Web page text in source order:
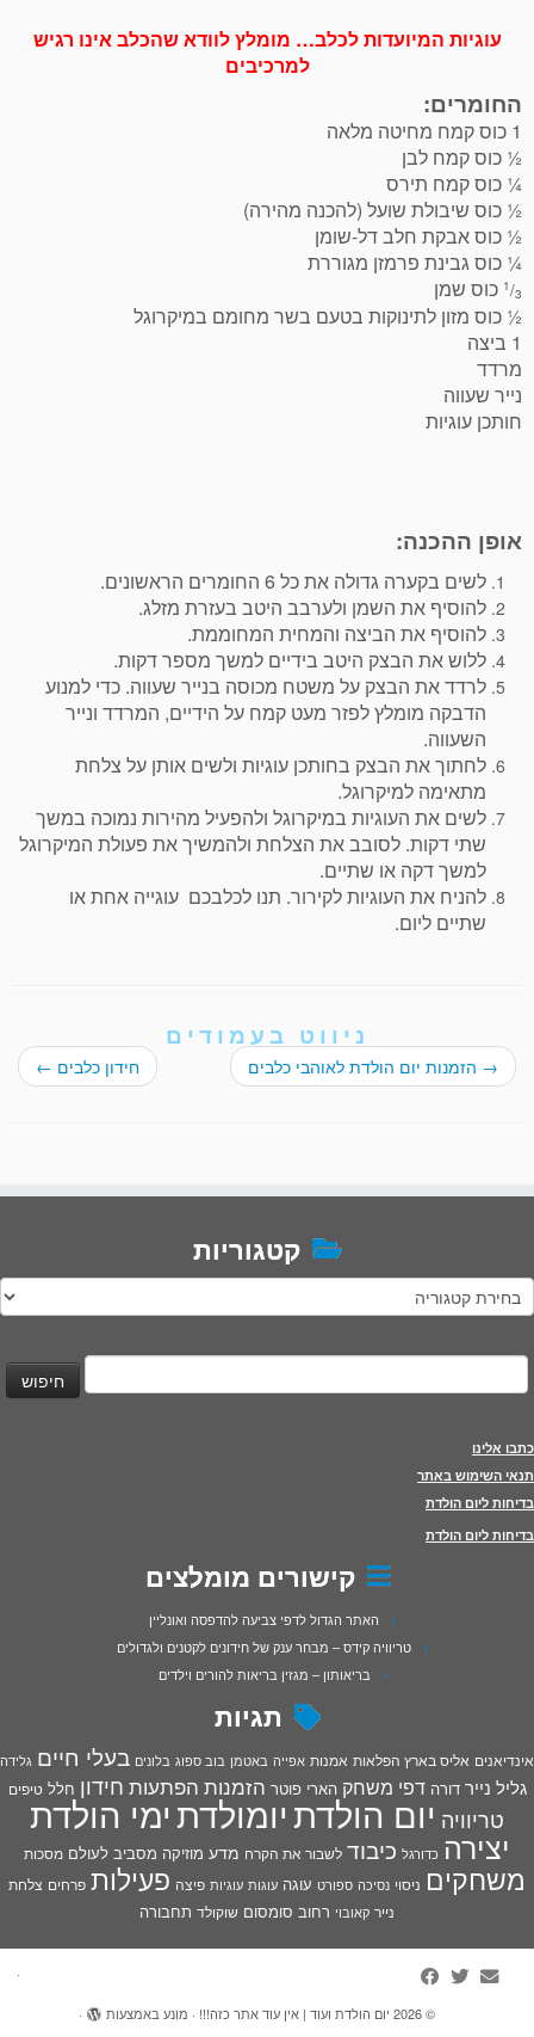
עוגיות המיועדות לכלב… מומלץ לוודא שהכלב אינו רגיש
למרכיבים
החומרים:
1 כוס קמח מחיטה מלאה
½ כוס קמח לבן
¼ כוס קמח תירס
½ כוס שיבולת שועל (להכנה מהירה)
½ כוס אבקת חלב דל-שומן
¼ כוס גבינת פרמזן מגוררת
1/3
כוס שמן
½ כוס מזון לתינוקות בטעם בשר מחומם במיקרוגל
1 ביצה
מרדד
נייר שעווה
חותכן עוגיות
אופן ההכנה:
לשים בקערה גדולה את כל 6 החומרים הראשונים.
להוסיף את השמן ולערבב היטב בעזרת מזלג.
להוסיף את הביצה והמחית המחוממת.
ללוש את הבצק היטב בידיים למשך מספר דקות.
לרדד את הבצק על משטח מכוסה בנייר שעווה. כדי למנוע
הדבקה מומלץ לפזר מעט קמח על הידיים, המרדד ונייר
השעווה.
לחתוך את הבצק בחותכן עוגיות ולשים אותן על צלחת
מתאימה למיקרוגל.
לשים את העוגיות במיקרוגל ולהפעיל מהירות נמוכה במשך
שתי דקות. לסובב את הצלחת ולהמשיך את פעולת המיקרוגל
למשך דקה או שתיים.
להניח את העוגיות לקירור. תנו לכלבכם עוגייה אחת או
שתיים ליום.
ניווט בעמודים
→ הזמנות יום הולדת לאוהבי כלבים חידון כלבים ←
קטגוריות
קטגוריות
חיפוש:
כתבו אלינו
תנאי השימוש באתר
בדיחות ליום הולדת
בדיחות ליום הולדת
קישורים מומלצים
האתר הגדול לדפי צביעה להדפסה ואונליין
טריוויה קידס – מבחר ענק של חידונים לקטנים ולגדולים
בריאותון – מגזין בריאות להורים וילדים
תגיות
אינדיאנים אליס בארץ הפלאות אמנות אפייה באטמן בוב ספוג בלונים בעלי חיים גלידה
גליל נייר דורה דפי משחק הארי פוטר הזמנות הפתעות חידון חלל טיפים
טריוויה יום הולדתיומולדתימי הולדת
יצירה כדורגל כיבוד לשבור את הקרח מדע מוזיקה מסביב לעולם מסכות
משחקים ניסוי נסיכה ספורט עוגה עוגות עוגיות פיצה פעילות פרחים צלחת
נייר קאובוי רחוב סומסום שוקולד תחבורה
·
© 2026 יום הולדת ועוד | אין עוד אתר כזה!!! · מונע באמצעות
·